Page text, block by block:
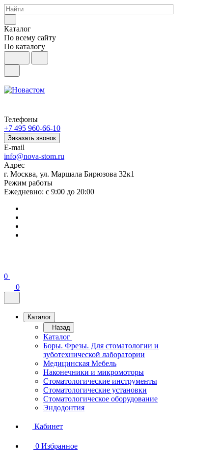
Каталог
По всему сайту
По каталогу
Телефоны
+7 495 960-66-10
Заказать звонок
E-mail
info@nova-stom.ru
Адрес
г. Москва, ул. Маршала Бирюзова 32к1
Режим работы
Ежедневно: с 9:00 до 20:00
0
0
Каталог
Назад
Каталог
Боры. Фрезы. Для стоматологии и
зуботехнической лаборатории
Медицинская Мебель
Наконечники и микромоторы
Стоматологические инструменты
Стоматологические установки
Стоматологическое оборудование
Эндодонтия
Кабинет
0 Избранное